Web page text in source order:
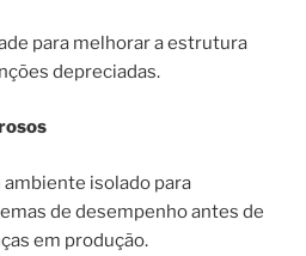
para melhorar a estrutura
depreciadas.
isolado para
de desempenho antes de
em produção.